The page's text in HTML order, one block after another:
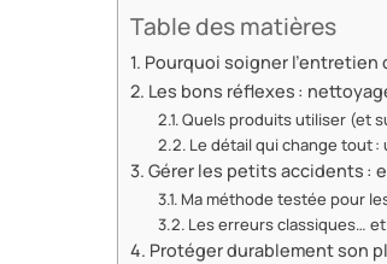
Table des matières
Pourquoi soigner l’entretien
Les bons réflexes :
Quels produits utiliser (et
Le détail qui change tout :
Gérer les petits accidents :
Ma méthode testée pour
Les erreurs classiques…
Protéger durablement son